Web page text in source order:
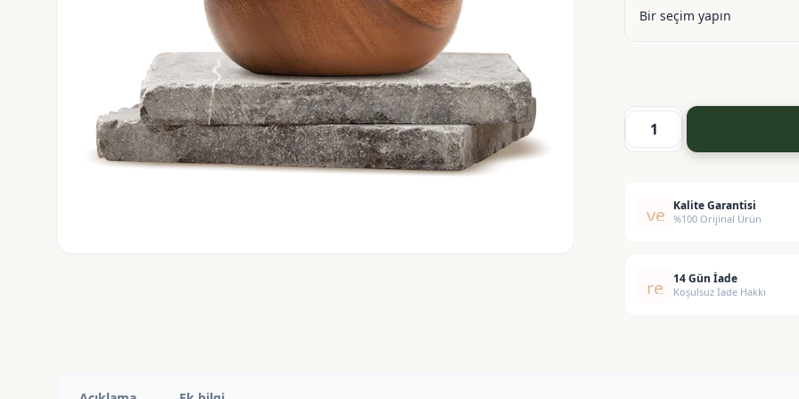
Sabun
adetverified
Kalite Garantisi
%100 Orijinal Ürün
replay14 Gün İade
Koşulsuz İade Hakkı